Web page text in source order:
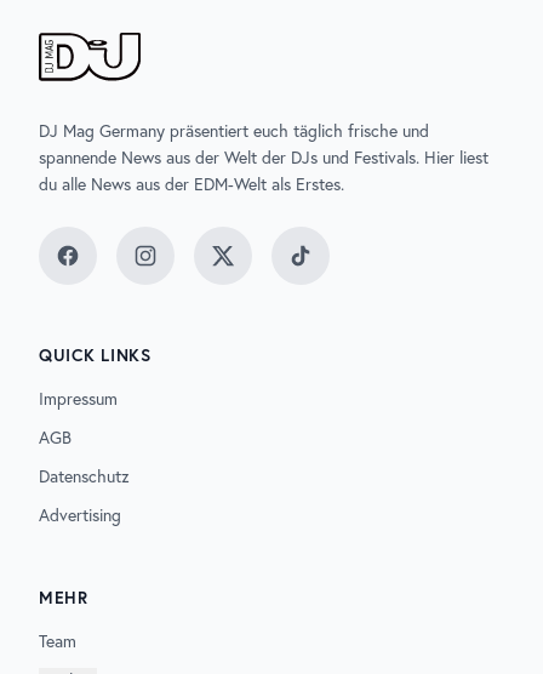
DJ Mag Germany präsentiert euch täglich frische und
spannende News aus der Welt der DJs und Festivals. Hier liest
du alle News aus der EDM-Welt als Erstes.
FacebookInstagramTwitter TikTok
QUICK LINKS
Impressum
AGB
Datenschutz
Advertising
MEHR
Team